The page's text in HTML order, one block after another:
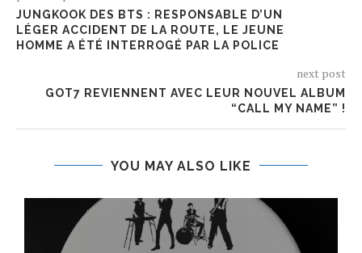
JUNGKOOK DES BTS : RESPONSABLE D’UN
LÉGER ACCIDENT DE LA ROUTE, LE JEUNE
HOMME A ÉTÉ INTERROGÉ PAR LA POLICE
next post
GOT7 REVIENNENT AVEC LEUR NOUVEL ALBUM
“CALL MY NAME” !
YOU MAY ALSO LIKE